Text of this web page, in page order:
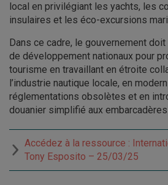
local en privilégiant les yachts, les
insulaires et les éco-excursions
Dans ce cadre, le gouvernement
de développement nationaux pour
tourisme en travaillant en étroite
l’industrie nautique locale, en
réglementations obsolètes et en
douanier simplifié aux
Accédez à la ressource :
Tony Esposito – 25/03/25